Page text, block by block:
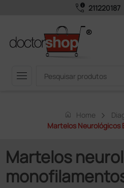
call_quality 211220187
menu
home Home
Martelos Neurológicos
Martelos